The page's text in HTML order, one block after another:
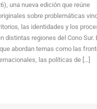
una nueva edición que reúne
sobre problemáticas
las identidades y los
distintas regiones del Cono Sur.
abordan temas como las
las políticas de […]